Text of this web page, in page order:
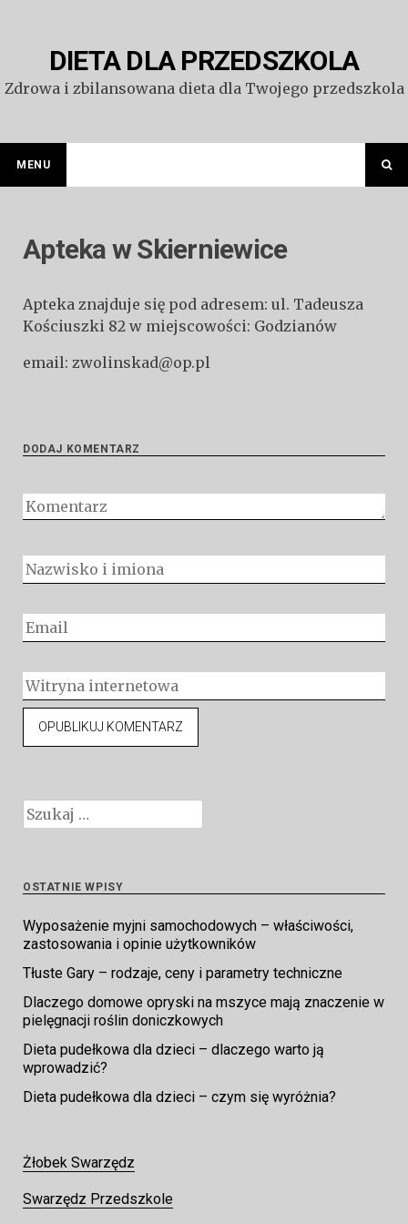
DIETA DLA PRZEDSZKOLA
Zdrowa i zbilansowana dieta dla Twojego przedszkola
MENU
Apteka w Skierniewice
Apteka znajduje się pod adresem: ul. Tadeusza
Kościuszki 82 w miejscowości: Godzianów
email: zwolinskad@op.pl
DODAJ KOMENTARZ
Szukaj:
OSTATNIE WPISY
Wyposażenie myjni samochodowych – właściwości,
zastosowania i opinie użytkowników
Tłuste Gary – rodzaje, ceny i parametry techniczne
Dlaczego domowe opryski na mszyce mają znaczenie w
pielęgnacji roślin doniczkowych
Dieta pudełkowa dla dzieci – dlaczego warto ją
wprowadzić?
Dieta pudełkowa dla dzieci – czym się wyróżnia?
Żłobek Swarzędz
Swarzędz Przedszkole